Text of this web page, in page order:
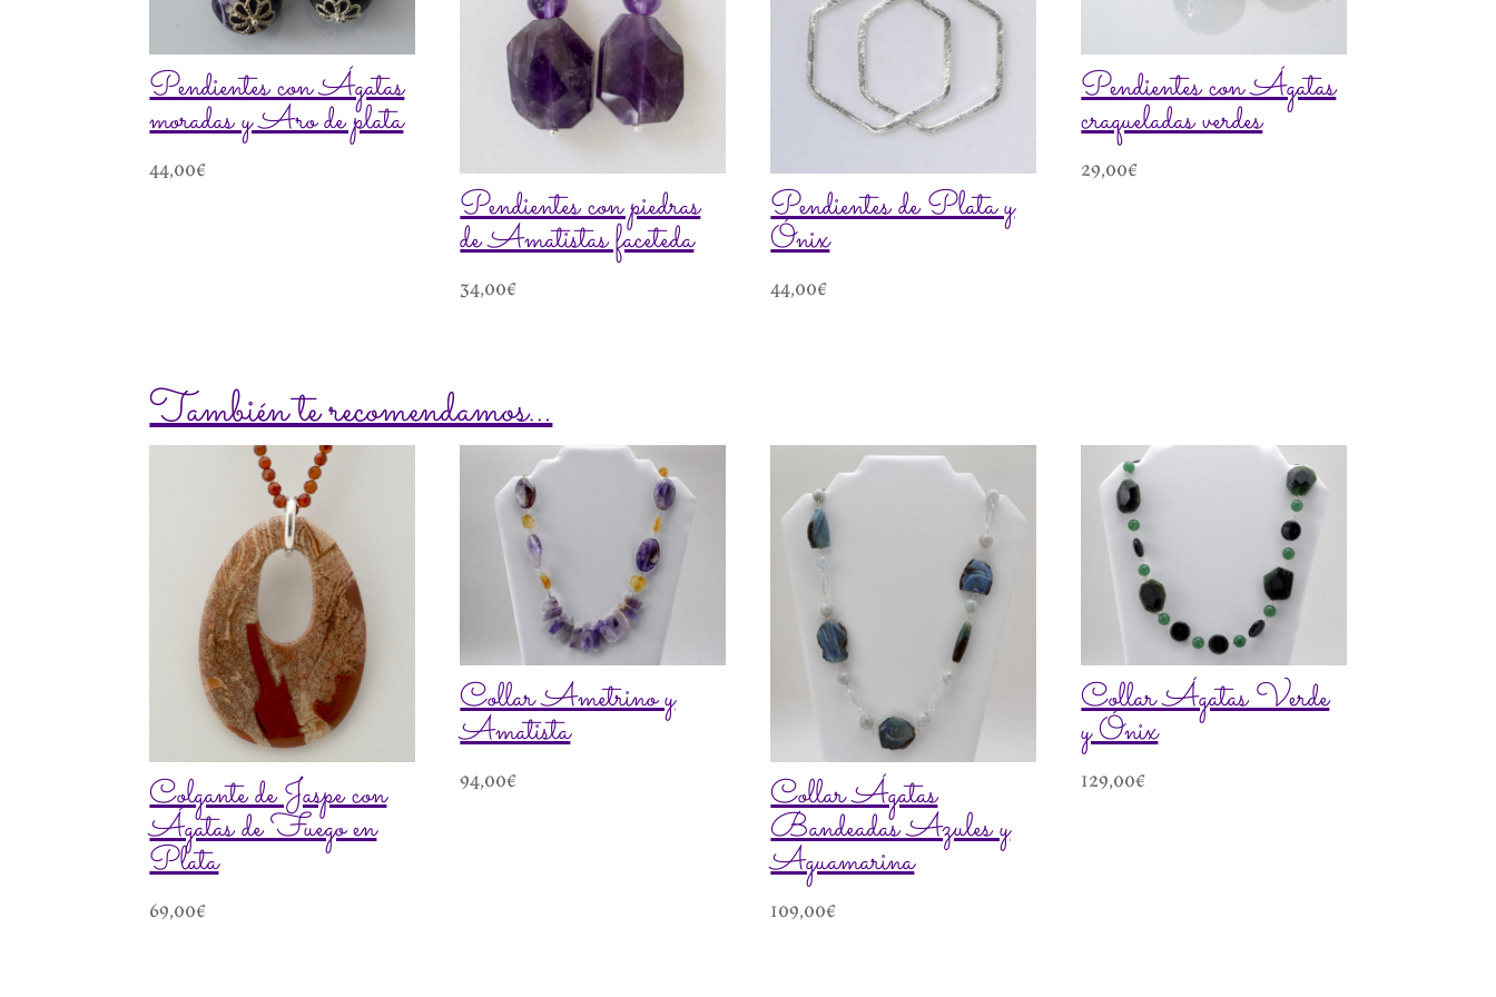
Pendientes con Ágatas
moradas y Aro de plata
44,00€
Pendientes con piedras
de Amatistas faceteda
34,00€
Pendientes de Plata y
Ónix
44,00€
Pendientes con Ágatas
craqueladas verdes
29,00€
También te recomendamos…
Colgante de Jaspe con
Ágatas de Fuego en
Plata
69,00€
Collar Ametrino y
Amatista
94,00€ Collar Ágatas
Bandeadas Azules y
Aguamarina
109,00€
Collar Ágatas Verde
y Ónix
129,00€